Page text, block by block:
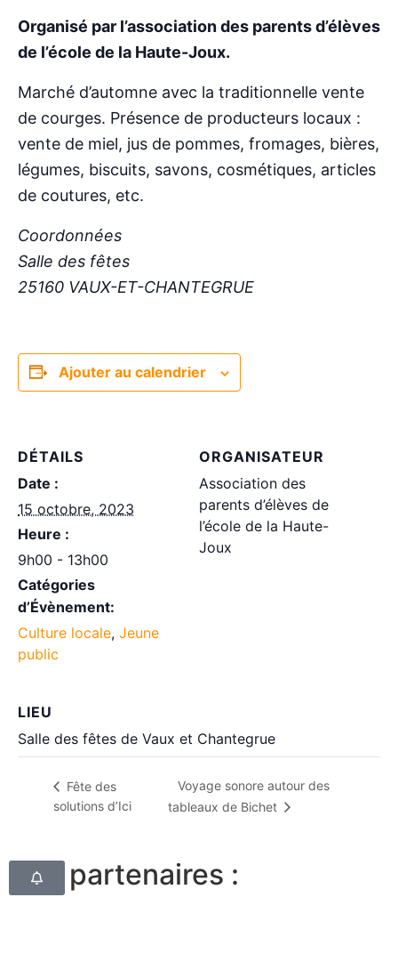
Organisé par l’association des parents d’élèves
de l’école de la Haute-Joux.
Marché d’automne avec la traditionnelle vente
de courges. Présence de producteurs locaux :
vente de miel, jus de pommes, fromages, bières,
légumes, biscuits, savons, cosmétiques, articles
de coutures, etc.
Coordonnées
Salle des fêtes
25160 VAUX-ET-CHANTEGRUE
Ajouter au calendrier
DÉTAILS
Date :
15 octobre, 2023
Heure :
9h00 - 13h00
Catégories
d’Évènement:
Culture locale, Jeune
public
ORGANISATEUR
Association des
parents d’élèves de
l’école de la Haute-
Joux
LIEU
Salle des fêtes de Vaux et Chantegrue
Fête des
solutions d’Ici
Voyage sonore autour des
tableaux de Bichet
Nos partenaires :